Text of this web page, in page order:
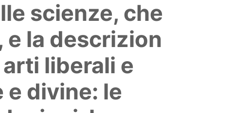
scienze, che
la descrizion
liberali e
e divine: le